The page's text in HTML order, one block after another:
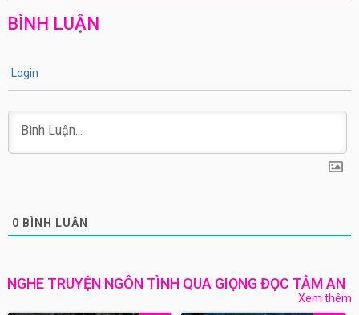
BÌNH LUẬN
Login
0 BÌNH LUẬN
NGHE TRUYỆN NGÔN TÌNH QUA GIỌNG ĐỌC TÂM AN
Xem thêm